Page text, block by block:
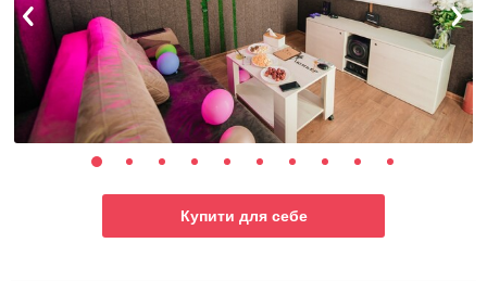
Купити для себе